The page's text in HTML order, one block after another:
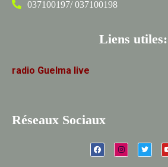
037100197/ 037100198
Liens utiles:
radio Guelma live
Réseaux Sociaux